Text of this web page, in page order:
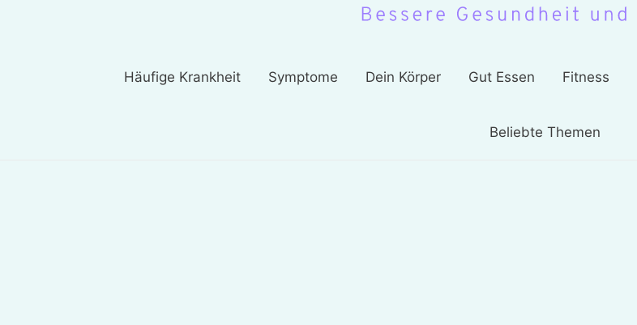
Häufige Krankheit Symptome Dein Körper Gut Essen Fitness
Beliebte Themen